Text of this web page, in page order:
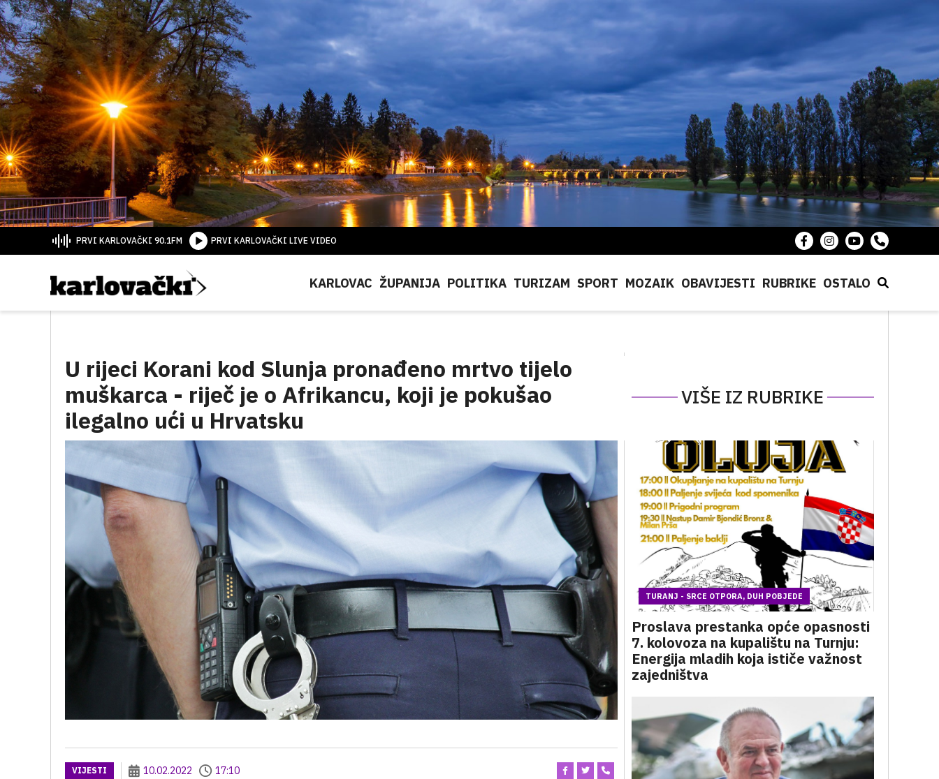
PRVI KARLOVAČKI 90.1FM PRVI KARLOVAČKI LIVE VIDEO
KARLOVAC ŽUPANIJA POLITIKA TURIZAM SPORT MOZAIK OBAVIJESTI RUBRIKE OSTALO
U rijeci Korani kod Slunja pronađeno mrtvo tijelo
muškarca - riječ je o Afrikancu, koji je pokušao
ilegalno ući u Hrvatsku
VIŠE IZ RUBRIKE
VIJESTI 10.02.2022 17:10
TURANJ - SRCE OTPORA, DUH POBJEDE
Proslava prestanka opće opasnosti
7. kolovoza na kupalištu na Turnju:
Energija mladih koja ističe važnost
zajedništva